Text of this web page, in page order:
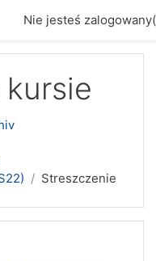
Nie jesteś
Streszczenie